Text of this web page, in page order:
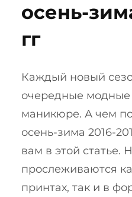
осень-
гг
Каждый новый
очередные
маникюре. А чем
осень-зима 2016-
вам в этой статье.
прослеживаются
принтах, так и в